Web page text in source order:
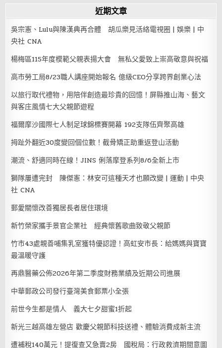
近期文章
吳宗憲、Lulu與陳漢典再合體 胡瓜樂見活絡電視圈 | 娛樂 | 中
央社 CNA
楊梅區115年度模範父親表揚大會 無私父愛致上崇高敬意與祝福
高市勞工局8/23職人講座開始報名 億級CEO分享跨界創業心法
以旅行取代禮物，用陪伴創造最珍貴的回憶！屏縣推山海、藝文
與客庄風情七大父親節遊程
福爾摩沙國際七人制足球錦標賽開幕 192支隊伍齊聚高雄
拇趾外翻近30度變回個位數！截骨矯正助重返登山活動
潮流、舒適同時在線！JINS 俐落摩登系列8/6全新上市
獅隊屢遭完封 陳傑憲：林安可這種天才也願改變 | 運動 | 中央
社 CNA
郵愛關懷改善獨居長者居住環境
新竹榮家攜手景官企業社 經典懷舊歌曲致敬父親節
竹市43處親善哺集乳室獲特優認證！高虹安市長：給媽媽與寶寶
最溫暖守護
再鼎醫藥公佈2026年第二季度財務業績及近期公司進展
中華郵政公司發行臺灣美食郵票小全張
前世今生都是情人 義大七夕甜蜜1折起
新光三越高雄左營店 歡慶父親節科技送禮、體驗消費成新主流
遭補稅140萬元！提復查又急賣2房 國稅局：行政救濟期間意圖